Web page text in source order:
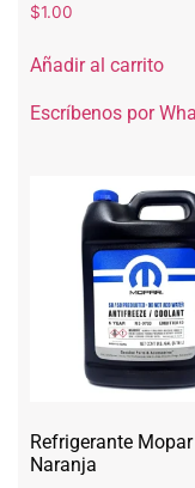
$1.00
Añadir al carrito
Escríbenos por
Refrigerante Mopar
Naranja